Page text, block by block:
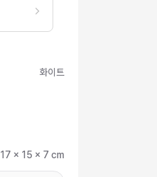
화이트
17 x 15 x 7 cm